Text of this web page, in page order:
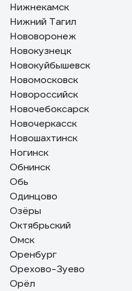
Нижнекамск
Нижний Тагил
Нововоронеж
Новокузнецк
Новокуйбышевск
Новомосковск
Новороссийск
Новочебоксарск
Новочеркасск
Новошахтинск
Ногинск
Обнинск
Обь
Одинцово
Озёры
Октябрьский
Омск
Оренбург
Орехово-Зуево
Орёл